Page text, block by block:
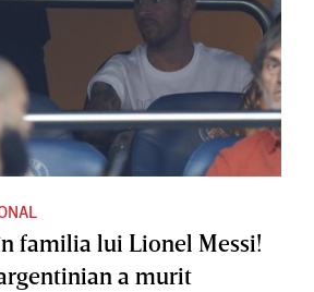
familia lui Lionel Messi!
a murit